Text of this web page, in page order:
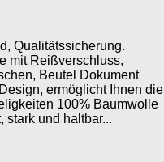
Qualitätssicherung.
mit Reißverschluss,
Beutel Dokument
ermöglicht Ihnen die
100% Baumwolle
stark und haltbar...